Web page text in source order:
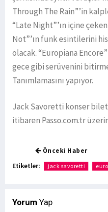
Through The Rain”’in
“Late Night”’ın içine
Not”’ın funk esintilerini
olacak. “Europiana
gece gibi serüvenini
Tanımlamasını yapıyor.
Jack Savoretti konser
itibaren Passo.com.tr
Önceki Haber
Etiketler: jack savoretti
Yorum Yap